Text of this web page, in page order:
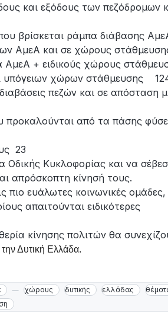
και εξόδους των πεζόδρομων
βρίσκεται ράμπα διάβασης
ΑμεΑ και σε χώρους
ΑμεΑ + ειδικούς χώρους
υπόγειων χώρων στάθμευσης
πεζών και σε απόσταση
από τα πάσης
23
Κυκλοφορίας και να
απρόσκοπτη κίνησή τους.
πιο ευάλωτες κοινωνικές
απαιτούνται ειδικότερες
κίνησης πολιτών θα
Δυτική Ελλάδα.
χώρους δυτικής ελλάδας